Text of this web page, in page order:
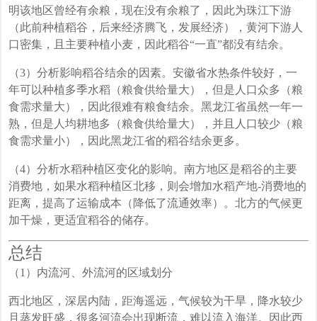
明该地区曾经有余粮，现在没有余粮了，因此为珠江下游
（此前种植稻谷，后来经济腾飞，发展经济），黄河下游人
口密集，且主要种植小麦，因此稻谷“一直”都没有结余。
（3）分析影响稻谷结余的因素。安徽省水热条件较好，一
年可以种植多季水稻（粮食供给量大），但是人口众多（粮
食需求量大），因此很难有粮食结余。黑龙江省虽然一年一
熟，但是人均耕地多（粮食供给量大），并且人口较少（粮
食需求量小），因此黑龙江省的稻谷结余更多。
（4）分析水稻种植区变化的影响。南方地区是稻谷的主要
消费地，如果水稻种植区北移，则会增加水稻产地-消费地的
距离，提高了运输成本（降低了流通效率）。北方的气候更
加干燥，更适宜稻谷的储存。
总结
（1）内流河、外流河的区域划分
西北地区，深居内陆，距海遥远，气候较为干旱，降水较少
且蒸发旺盛，很多河流会出现断流，难以流入海洋。因此西